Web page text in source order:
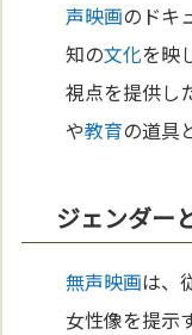
声映画のドキ
知の文化を映
視点を提供し
や教育の道具
ジェンダー
無声映画は、
女性像を提示